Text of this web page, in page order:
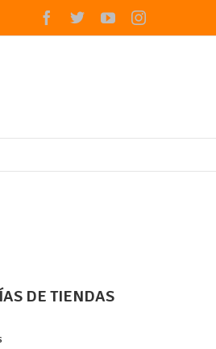
Facebook
TwitterYoutubeInstagram
DE TIENDAS